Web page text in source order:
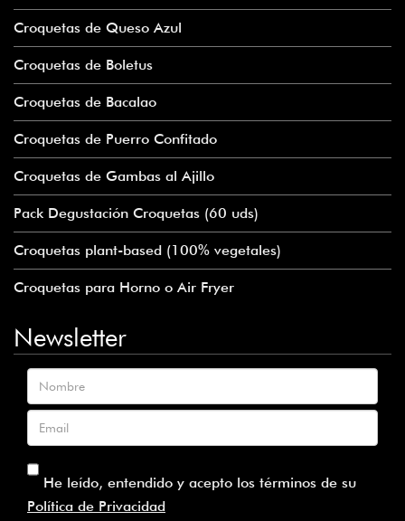
Croquetas de Queso Azul
Croquetas de Boletus
Croquetas de Bacalao
Croquetas de Puerro Confitado
Croquetas de Gambas al Ajillo
Pack Degustación Croquetas (60 uds)
Croquetas plant-based (100% vegetales)
Croquetas para Horno o Air Fryer
Newsletter
Nombre
Email
He leído, entendido y acepto los términos de su
Política de Privacidad